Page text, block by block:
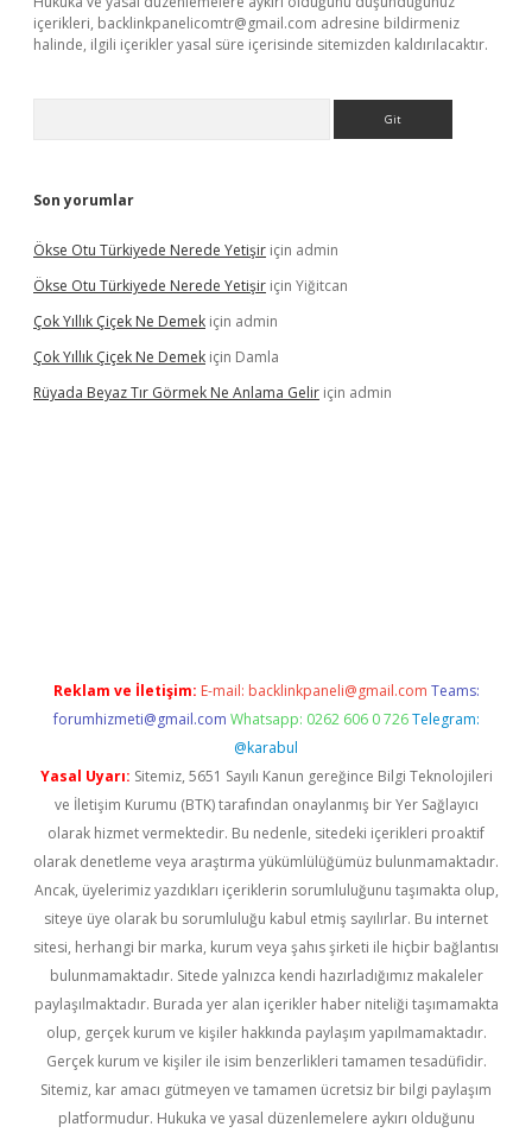
içerikleri, backlinkpanelicomtr@gmail.com adresine bildirmeniz
halinde, ilgili içerikler yasal süre içerisinde sitemizden kaldırılacaktır.
Son yorumlar
Ökse Otu Türkiyede Nerede Yetişir için admin
Ökse Otu Türkiyede Nerede Yetişir için Yiğitcan
Çok Yıllık Çiçek Ne Demek için admin
Çok Yıllık Çiçek Ne Demek için Damla
Rüyada Beyaz Tır Görmek Ne Anlama Gelir için admin
Reklam ve İletişim: E-mail: backlinkpaneli@gmail.com Teams:
forumhizmeti@gmail.com Whatsapp: 0262 606 0 726 Telegram:
@karabul
Yasal Uyarı: Sitemiz, 5651 Sayılı Kanun gereğince Bilgi Teknolojileri
ve İletişim Kurumu (BTK) tarafından onaylanmış bir Yer Sağlayıcı
olarak hizmet vermektedir. Bu nedenle, sitedeki içerikleri proaktif
olarak denetleme veya araştırma yükümlülüğümüz bulunmamaktadır.
Ancak, üyelerimiz yazdıkları içeriklerin sorumluluğunu taşımakta olup,
siteye üye olarak bu sorumluluğu kabul etmiş sayılırlar. Bu internet
sitesi, herhangi bir marka, kurum veya şahıs şirketi ile hiçbir bağlantısı
bulunmamaktadır. Sitede yalnızca kendi hazırladığımız makaleler
paylaşılmaktadır. Burada yer alan içerikler haber niteliği taşımamakta
olup, gerçek kurum ve kişiler hakkında paylaşım yapılmamaktadır.
Gerçek kurum ve kişiler ile isim benzerlikleri tamamen tesadüfidir.
Sitemiz, kar amacı gütmeyen ve tamamen ücretsiz bir bilgi paylaşım
platformudur. Hukuka ve yasal düzenlemelere aykırı olduğunu